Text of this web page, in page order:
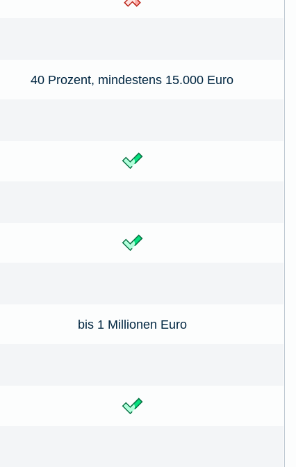
40 Prozent, mindestens 15.000 Euro
bis 1 Millionen Euro